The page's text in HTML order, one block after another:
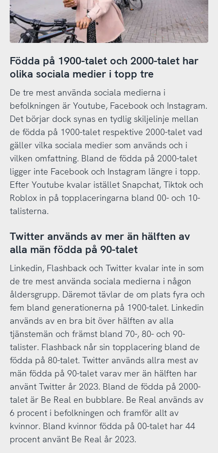
Födda på 1900-talet och 2000-talet har
olika sociala medier i topp tre
De tre mest använda sociala medierna i
befolkningen är Youtube, Facebook och Instagram.
Det börjar dock synas en tydlig skiljelinje mellan
de födda på 1900-talet respektive 2000-talet vad
gäller vilka sociala medier som används och i
vilken omfattning. Bland de födda på 2000-talet
ligger inte Facebook och Instagram längre i topp.
Efter Youtube kvalar istället Snapchat, Tiktok och
Roblox in på topplaceringarna bland 00- och 10-
talisterna.
Twitter används av mer än hälften av
alla män födda på 90-talet
Linkedin, Flashback och Twitter kvalar inte in som
de tre mest använda sociala medierna i någon
åldersgrupp. Däremot tävlar de om plats fyra och
fem bland generationerna på 1900-talet. Linkedin
används av en bra bit över hälften av alla
tjänstemän och främst bland 70-, 80- och 90-
talister. Flashback når sin topplacering bland de
födda på 80-talet. Twitter används allra mest av
män födda på 90-talet varav mer än hälften har
använt Twitter år 2023. Bland de födda på 2000-
talet är Be Real en bubblare. Be Real används av
6 procent i befolkningen och framför allt av
kvinnor. Bland kvinnor födda på 00-talet har 44
procent använt Be Real år 2023.